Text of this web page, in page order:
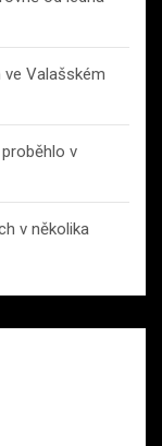
ve Valašském
v
v několika